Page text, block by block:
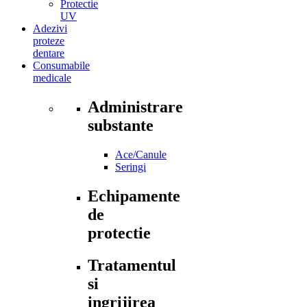
Protectie
UV
Adezivi
proteze
dentare
Consumabile
medicale
Administrare
substante
Ace/Canule
Seringi
Echipamente
de
protectie
Tratamentul
si
ingrijirea